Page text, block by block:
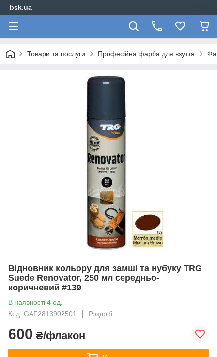
bsk.ua
Товари та послуги Професійна фарба для взуття
Відновник кольору для замші та нубуку TRG
Suede Renovator, 250 мл середньо-
коричневий #139
В наявності 4 од.
Код: GAF2813902501
Роздріб
600 ₴/флакон